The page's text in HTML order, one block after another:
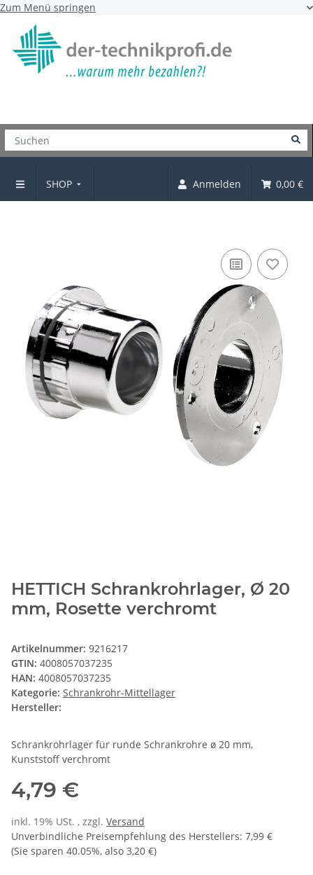
Zum Menü springen
SHOP Anmelden 0,00 €
Schrankrohr-Mittellager
HETTICH Schrankrohrlager, Ø 20
mm, Rosette verchromt
Artikelnummer: 9216217
GTIN: 4008057037235
HAN: 4008057037235
Kategorie: Schrankrohr-Mittellager
Hersteller:
Schrankrohrlager für runde Schrankrohre ø 20 mm,
Kunststoff verchromt
4,79 €
inkl. 19% USt. , zzgl. Versand
Unverbindliche Preisempfehlung des Herstellers: 7,99 €
(Sie sparen 40.05%, also 3,20 €)